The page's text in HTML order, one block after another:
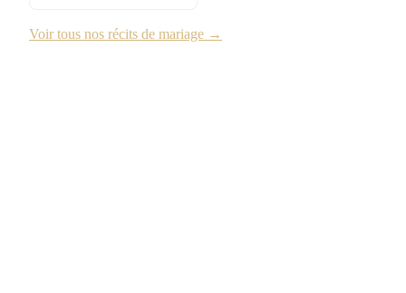
Voir tous nos récits de mariage →